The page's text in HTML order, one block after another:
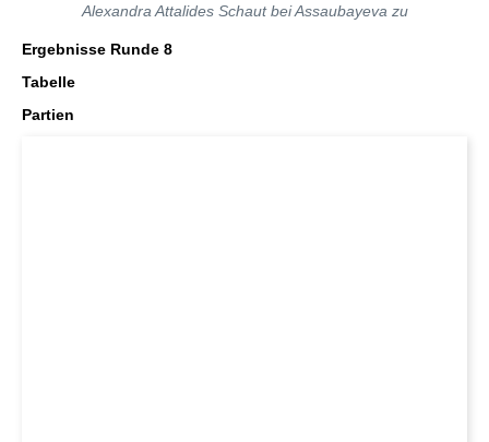
Alexandra Attalides Schaut bei Assaubayeva zu
Ergebnisse Runde 8
Tabelle
Partien